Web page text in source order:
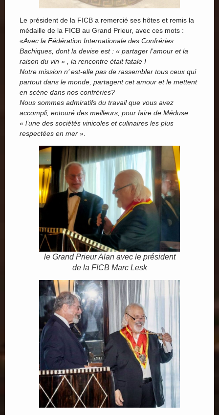
Le président de la FICB a remercié ses hôtes et remis la
médaille de la FICB au Grand Prieur, avec ces mots :
«Avec la Fédération Internationale des Confréries
Bachiques, dont la devise est : « partager l’amour et la
raison du vin » , la rencontre était fatale !
Notre mission n’ est-elle pas de rassembler tous ceux qui
partout dans le monde, partagent cet amour et le mettent
en scène dans nos confréries?
Nous sommes admiratifs du travail que vous avez
accompli, entouré des meilleurs, pour faire de Méduse
« l’une des sociétés vinicoles et culinaires les plus
respectées en mer ».
le Grand Prieur Alan avec le président
de la FICB Marc Lesk